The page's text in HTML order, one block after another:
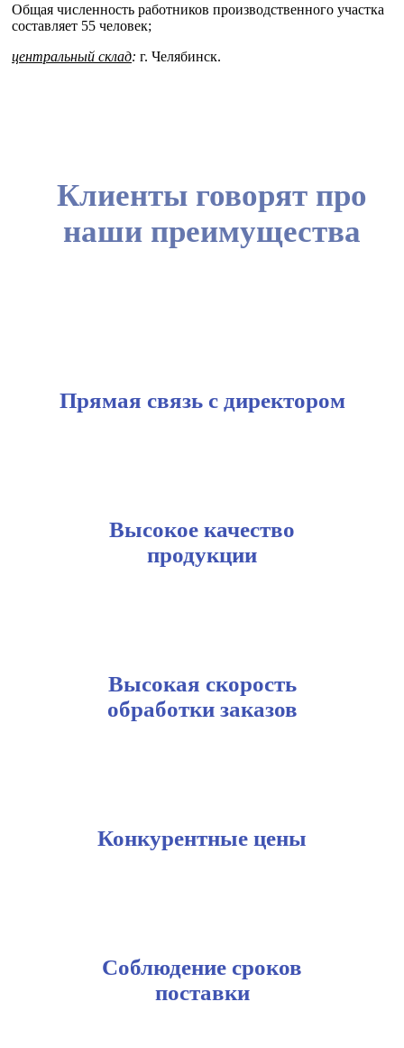
Общая численность работников производственного участка
составляет 55 человек;
центральный склад: г. Челябинск.
Клиенты говорят про
наши преимущества
Прямая связь с директором
Высокое качество
продукции
Высокая скорость
обработки заказов
Конкурентные цены
Соблюдение сроков
поставки